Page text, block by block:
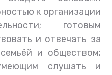
к организации
готовым
и отвечать за
и обществом;
слушать и